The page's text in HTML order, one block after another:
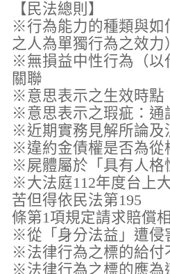
【民法總則】
※行為能力的種類與如
之人為單獨行為之效力
※無損益中性行為（以
關聯
※意思表示之生效時點
※意思表示之瑕疵：通
※近期實務見解所論及
※違約金債權是否為從
※屍體屬於「具有人格
※大法庭112年度台上
苦但得依民法第195
條第1項規定請求賠償
※從「身分法益」遭侵
※法律行為之標的給付
※法律行為之標的應為